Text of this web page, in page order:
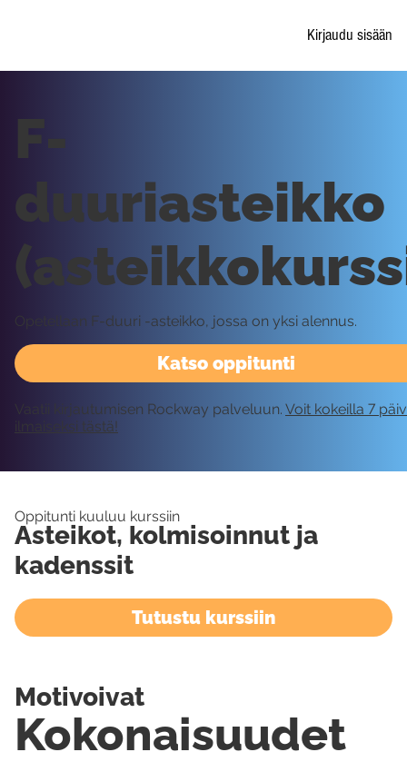
Kirjaudu sisään
Katso oppitunti
F-
duuriasteikko
Opetellaan F-duuri -asteikko, jossa on yksi alennus.
Vaatii kirjautumisen Rockway palveluun. Voit kokeilla 7
ilmaiseksi tästä!
Oppitunti kuuluu kurssiin
Asteikot, kolmisoinnut ja
kadenssit
Tutustu kurssiin
Kokonaisuudet
Motivoivat